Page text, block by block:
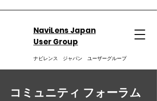
NaviLens Japan
User Group
ナビレンス ジャパン ユーザーグループ
コミュニティ フォーラム